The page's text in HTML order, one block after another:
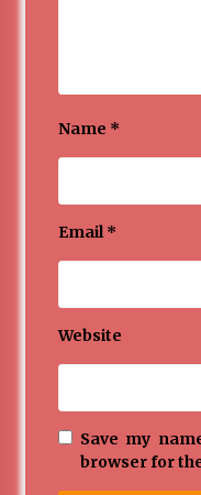
Name *
Email*
Website
Save my
browser for